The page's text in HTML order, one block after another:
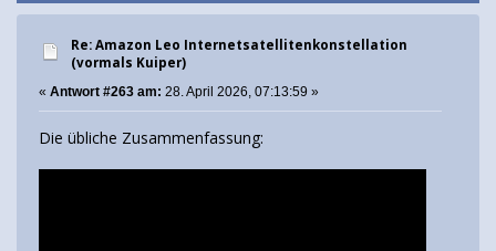
Re: Amazon Leo Internetsatellitenkonstellation
(vormals Kuiper)
« Antwort #263 am: 28. April 2026, 07:13:59 »
Die übliche Zusammenfassung: